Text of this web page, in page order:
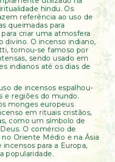
hindu. Os
referência ao uso de
queimadas para
criar uma atmosfera
divino. O incenso indiano,
tornou-se famoso por
sendo usado em
indianos até os dias de
de incensos espalhou-
e regiões do mundo.
monges europeus
em rituais cristãos,
como um símbolo de
O comércio de
Oriente Médio e na Ásia
para a Europa,
popularidade.